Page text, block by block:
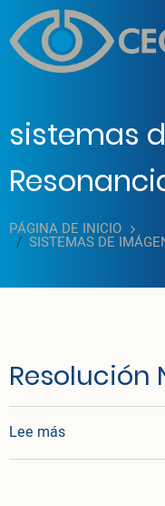
Pasar al contenido
sistemas
PÁGINA DE INICIO
SISTEMAS DE
Resolución
Lee mássobre